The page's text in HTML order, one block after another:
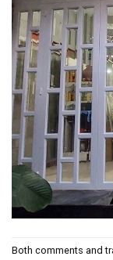
Both comments and